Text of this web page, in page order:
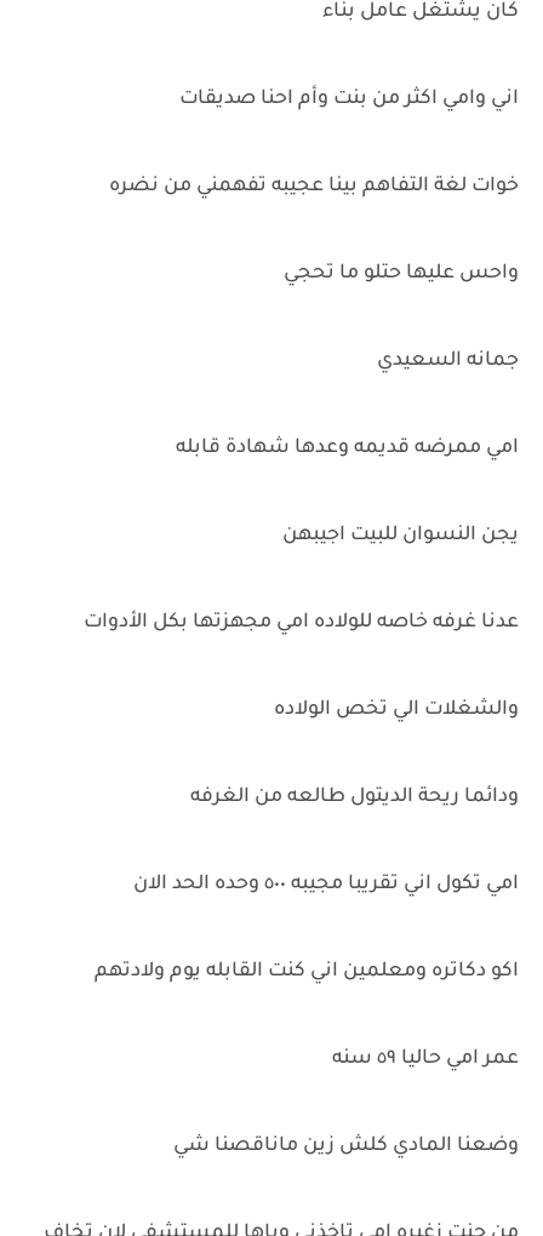
كان يشتغل عامل بناء
اني وامي اكثر من بنت وأم احنا صديقات
خوات لغة التفاهم بينا عجيبه تفهمني من نضره
واحس عليها حتلو ما تحجي
جمانه السعيدي
امي ممرضه قديمه وعدها شهادة قابله
يجن النسوان للبيت اجيبهن
عدنا غرفه خاصه للولاده امي مجهزتها بكل الأدوات
والشغلات الي تخص الولاده
ودائما ريحة الديتول طالعه من الغرفه
امي تكول اني تقريبا مجيبه ٥٠٠ وحده الحد الان
اكو دكاتره ومعلمين اني كنت القابله يوم ولادتهم
عمر امي حاليا ٥٩ سنه
وضعنا المادي كلش زين ماناقصنا شي